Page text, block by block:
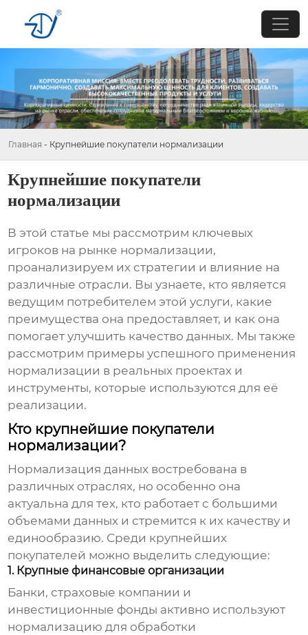
Главная - Крупнейшие покупатели нормализации
Крупнейшие покупатели
нормализации
В этой статье мы рассмотрим ключевых
игроков на рынке нормализации,
проанализируем их стратегии и влияние на
различные отрасли. Вы узнаете, кто является
ведущим потребителем этой услуги, какие
преимущества она предоставляет, и как она
помогает улучшить качество данных. Мы также
рассмотрим примеры успешного применения
нормализации в реальных проектах и
инструменты, которые используются для её
реализации.
Кто крупнейшие покупатели
нормализации?
Нормализация данных востребована в
различных отраслях, но особенно она
актуальна для тех, кто работает с большими
объемами данных и стремится к их качеству и
единообразию. Среди крупнейших
покупателей можно выделить следующие:
1. Крупные финансовые организации
Банки, страховые компании и
инвестиционные фонды активно используют
нормализацию для обработки